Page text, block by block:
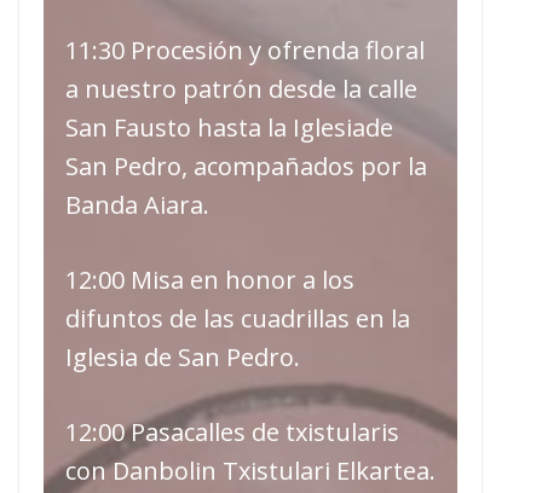
11:30 Procesión y ofrenda floral
a nuestro patrón desde la calle
San Fausto hasta la Iglesiade
San Pedro, acompañados por la
Banda Aiara.
12:00 Misa en honor a los
difuntos de las cuadrillas en la
Iglesia de San Pedro.
12:00 Pasacalles de txistularis
con Danbolin Txistulari Elkartea.